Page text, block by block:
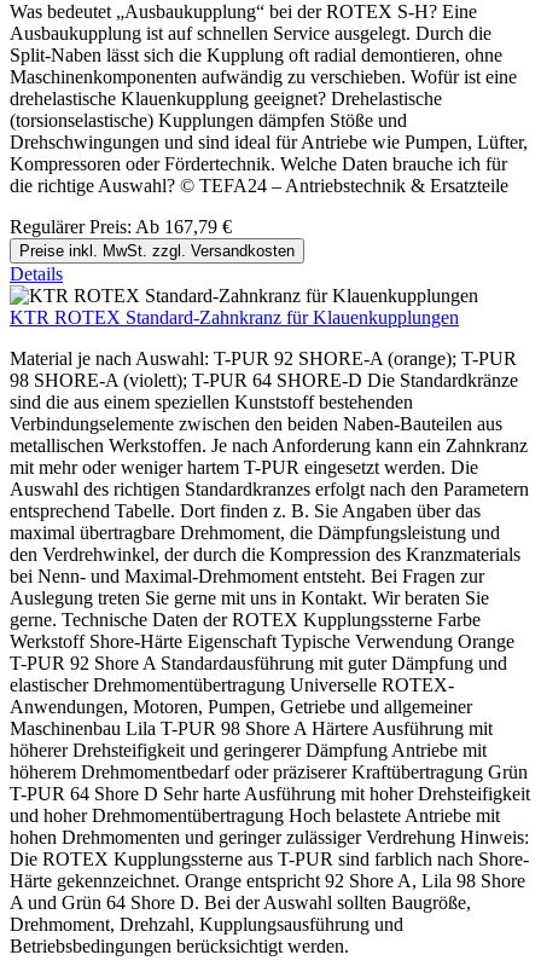
Was bedeutet „Ausbaukupplung“ bei der ROTEX S-H? Eine
Ausbaukupplung ist auf schnellen Service ausgelegt. Durch die
Split-Naben lässt sich die Kupplung oft radial demontieren, ohne
Maschinenkomponenten aufwändig zu verschieben. Wofür ist eine
drehelastische Klauenkupplung geeignet? Drehelastische
(torsionselastische) Kupplungen dämpfen Stöße und
Drehschwingungen und sind ideal für Antriebe wie Pumpen, Lüfter,
Kompressoren oder Fördertechnik. Welche Daten brauche ich für
die richtige Auswahl? © TEFA24 – Antriebstechnik & Ersatzteile
Regulärer Preis: Ab 167,79 €
Preise inkl. MwSt. zzgl. Versandkosten
Details
KTR ROTEX Standard-Zahnkranz für Klauenkupplungen
Material je nach Auswahl: T-PUR 92 SHORE-A (orange); T-PUR
98 SHORE-A (violett); T-PUR 64 SHORE-D Die Standardkränze
sind die aus einem speziellen Kunststoff bestehenden
Verbindungselemente zwischen den beiden Naben-Bauteilen aus
metallischen Werkstoffen. Je nach Anforderung kann ein Zahnkranz
mit mehr oder weniger hartem T-PUR eingesetzt werden. Die
Auswahl des richtigen Standardkranzes erfolgt nach den Parametern
entsprechend Tabelle. Dort finden z. B. Sie Angaben über das
maximal übertragbare Drehmoment, die Dämpfungsleistung und
den Verdrehwinkel, der durch die Kompression des Kranzmaterials
bei Nenn- und Maximal-Drehmoment entsteht. Bei Fragen zur
Auslegung treten Sie gerne mit uns in Kontakt. Wir beraten Sie
gerne. Technische Daten der ROTEX Kupplungssterne Farbe
Werkstoff Shore-Härte Eigenschaft Typische Verwendung Orange
T-PUR 92 Shore A Standardausführung mit guter Dämpfung und
elastischer Drehmomentübertragung Universelle ROTEX-
Anwendungen, Motoren, Pumpen, Getriebe und allgemeiner
Maschinenbau Lila T-PUR 98 Shore A Härtere Ausführung mit
höherer Drehsteifigkeit und geringerer Dämpfung Antriebe mit
höherem Drehmomentbedarf oder präziserer Kraftübertragung Grün
T-PUR 64 Shore D Sehr harte Ausführung mit hoher Drehsteifigkeit
und hoher Drehmomentübertragung Hoch belastete Antriebe mit
hohen Drehmomenten und geringer zulässiger Verdrehung Hinweis:
Die ROTEX Kupplungssterne aus T-PUR sind farblich nach Shore-
Härte gekennzeichnet. Orange entspricht 92 Shore A, Lila 98 Shore
A und Grün 64 Shore D. Bei der Auswahl sollten Baugröße,
Drehmoment, Drehzahl, Kupplungsausführung und
Betriebsbedingungen berücksichtigt werden.